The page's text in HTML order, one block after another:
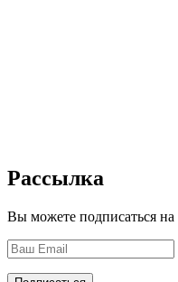
Рассылка
Вы можете подписаться